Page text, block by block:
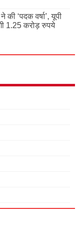
‘पदक वर्षा’, यूपी
1.25 करोड़ रुपये